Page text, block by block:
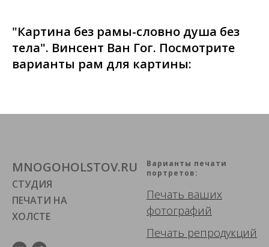
"Картина без рамы-словно душа без
тела". Винсент Ван Гог. Посмотрите
варианты рам для картины:
MNOGOHOLSTOV.RU
СТУДИЯ
ПЕЧАТИ НА
ХОЛСТЕ
Варианты печати
портретов:
Печать ваших
фотографий
Печать репродукций